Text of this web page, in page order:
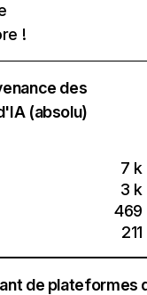
!
des
(absolu)
7 k
3 k
469
211
de plateformes